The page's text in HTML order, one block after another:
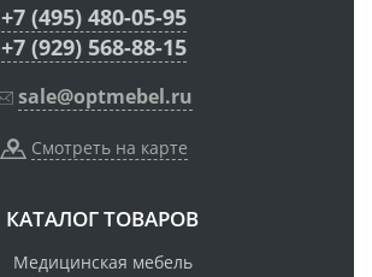
+7 (495) 480-05-95
+7 (929) 568-88-15
sale@optmebel.ru
Смотреть на карте
КАТАЛОГ ТОВАРОВ
Медицинская мебель